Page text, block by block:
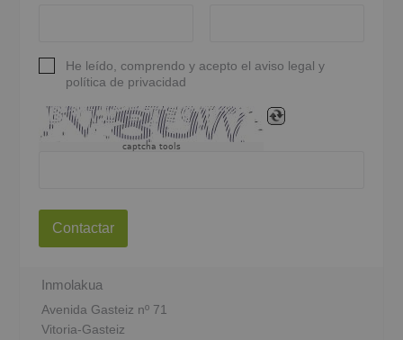
He leído, comprendo y acepto el aviso legal y
política de privacidad
captcha tools
Contactar
Inmolakua
Avenida Gasteiz nº 71
Vitoria-Gasteiz